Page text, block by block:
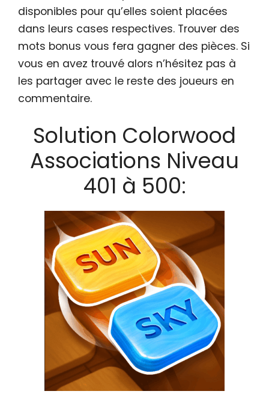
disponibles pour qu’elles soient placées
dans leurs cases respectives. Trouver des
mots bonus vous fera gagner des pièces. Si
vous en avez trouvé alors n’hésitez pas à
les partager avec le reste des joueurs en
commentaire.
Solution Colorwood
Associations Niveau
401 à 500: